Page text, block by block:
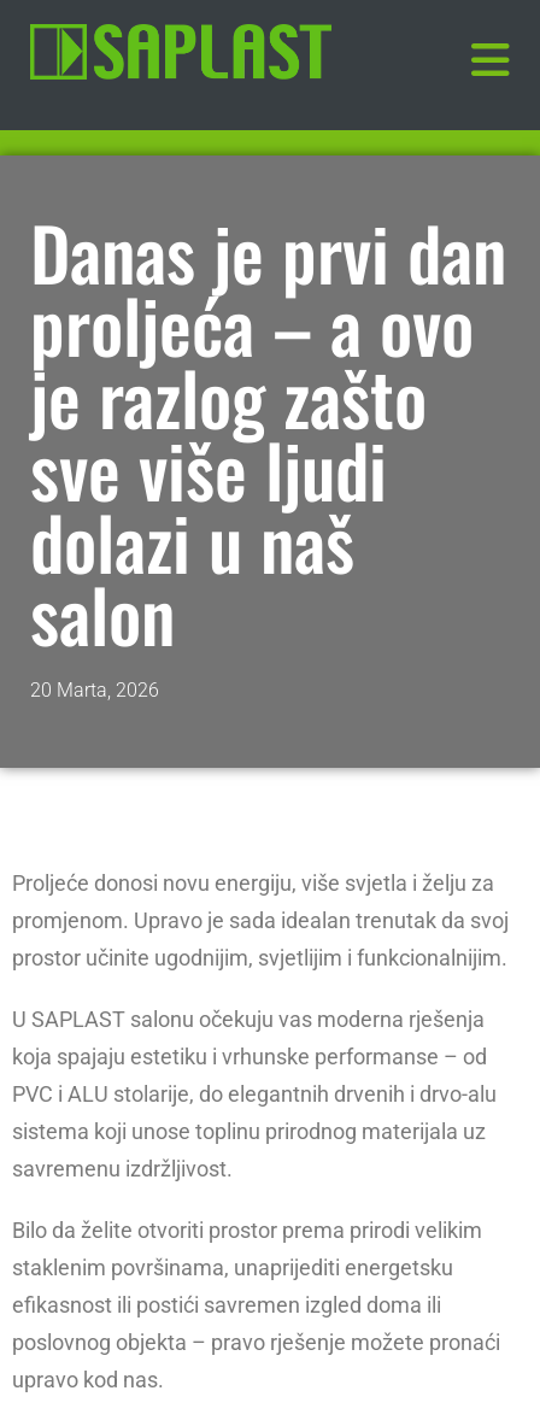
Danas je prvi dan
proljeća – a ovo
je razlog zašto
sve više ljudi
dolazi u naš
salon
20 Marta, 2026
Proljeće donosi novu energiju, više svjetla i želju za
promjenom. Upravo je sada idealan trenutak da svoj
prostor učinite ugodnijim, svjetlijim i funkcionalnijim.
U SAPLAST salonu očekuju vas moderna rješenja
koja spajaju estetiku i vrhunske performanse – od
PVC i ALU stolarije, do elegantnih drvenih i drvo-alu
sistema koji unose toplinu prirodnog materijala uz
savremenu izdržljivost.
Bilo da želite otvoriti prostor prema prirodi velikim
staklenim površinama, unaprijediti energetsku
efikasnost ili postići savremen izgled doma ili
poslovnog objekta – pravo rješenje možete pronaći
upravo kod nas.